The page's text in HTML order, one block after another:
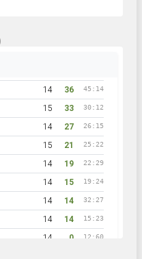
14 36 45:14
15 33 30:12
14 27 26:15
15 21 25:22
14 19 22:29
14 15 19:24
14 14 32:27
14 14 15:23
14 0 12:60